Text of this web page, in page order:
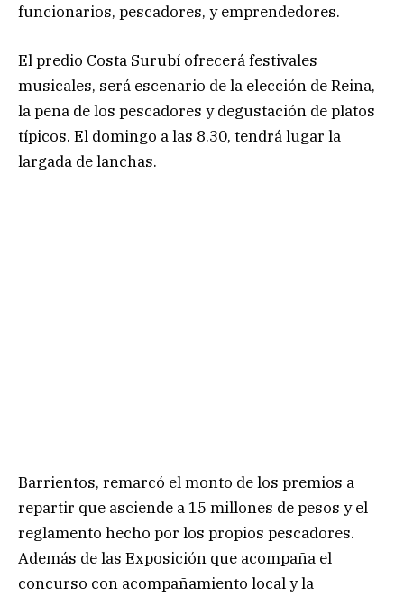
funcionarios, pescadores, y emprendedores.
El predio Costa Surubí ofrecerá festivales
musicales, será escenario de la elección de Reina,
la peña de los pescadores y degustación de platos
típicos. El domingo a las 8.30, tendrá lugar la
largada de lanchas.
Barrientos, remarcó el monto de los premios a
repartir que asciende a 15 millones de pesos y el
reglamento hecho por los propios pescadores.
Además de las Exposición que acompaña el
concurso con acompañamiento local y la